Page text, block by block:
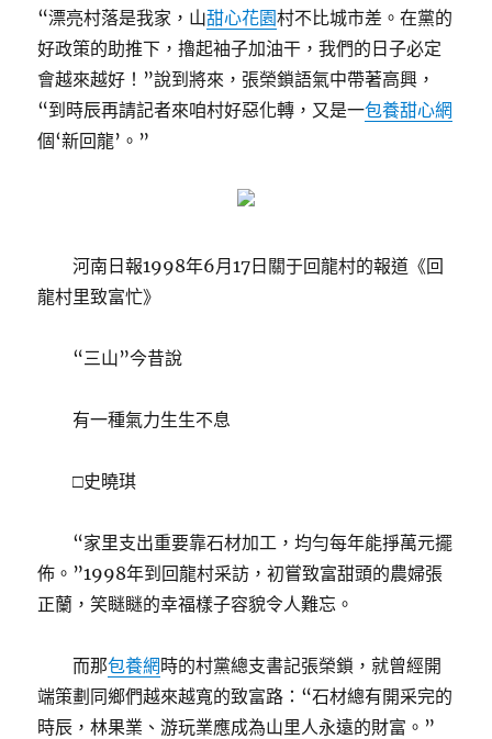
“漂亮村落是我家，山甜心花園村不比城市差。在黨的
好政策的助推下，擼起袖子加油干，我們的日子必定
會越來越好！”說到將來，張榮鎖語氣中帶著高興，
“到時辰再請記者來咱村好惡化轉，又是一包養甜心網
個‘新回龍’。”
河南日報1998年6月17日關于回龍村的報道《回
龍村里致富忙》
“三山”今昔說
有一種氣力生生不息
□史曉琪
“家里支出重要靠石材加工，均勻每年能掙萬元擺
佈。”1998年到回龍村采訪，初嘗致富甜頭的農婦張
正蘭，笑瞇瞇的幸福樣子容貌令人難忘。
而那包養網時的村黨總支書記張榮鎖，就曾經開
端策劃同鄉們越來越寬的致富路：“石材總有開采完的
時辰，林果業、游玩業應成為山里人永遠的財富。”